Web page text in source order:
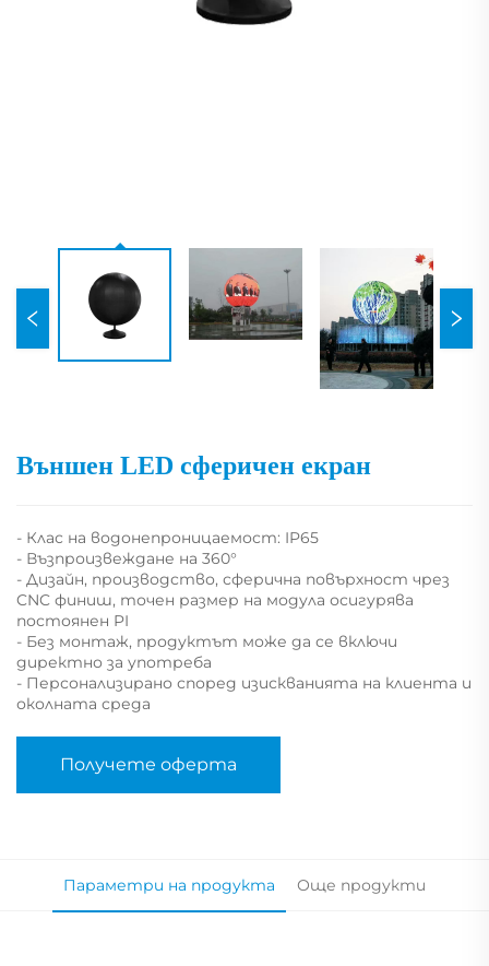
Външен LED сферичен екран
- Клас на водонепроницаемост: IP65
- Възпроизвеждане на 360°
- Дизайн, производство, сферична повърхност чрез
CNC финиш, точен размер на модула осигурява
постоянен PI
- Без монтаж, продуктът може да се включи
директно за употреба
- Персонализирано според изискванията на клиента и
околната среда
Получете оферта
Параметри на продукта Още продукти